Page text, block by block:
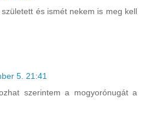
és ismét nekem is meg kell
5. 21:41
szerintem a mogyorónugát a